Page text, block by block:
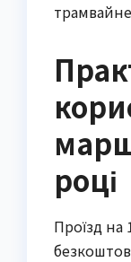
році
Проїзд на